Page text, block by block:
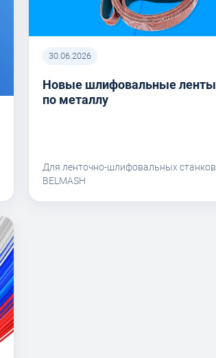
30.06.2026
Новые шлифовальные ленты
по металлу
Для ленточно-шлифовальных станков
BELMASH